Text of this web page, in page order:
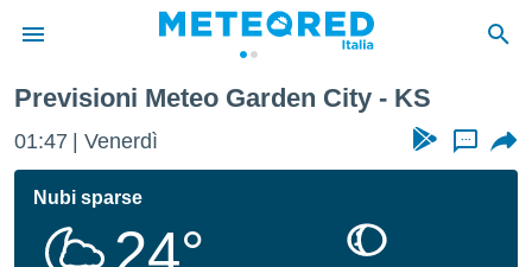
di
Previsioni Meteo Garden City - KS
01:47 Venerdì ...
Nubi sparse
24°